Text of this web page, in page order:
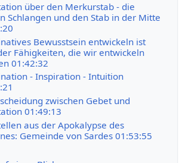
über den Merkurstab - die
Schlangen und den Stab in der Mitte
Bewusstsein entwickeln ist
Fähigkeiten, die wir entwickeln
01:42:32
- Inspiration - Intuition
zwischen Gebet und
01:49:13
aus der Apokalypse des
Gemeinde von Sardes 01:53:55